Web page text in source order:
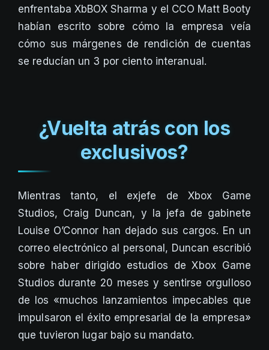
enfrentaba XbBOX Sharma y el CCO Matt Booty
habían escrito sobre cómo la empresa veía
cómo sus márgenes de rendición de cuentas
se reducían un 3 por ciento interanual.
¿Vuelta atrás con los
exclusivos?
Mientras tanto, el exjefe de Xbox Game
Studios, Craig Duncan, y la jefa de gabinete
Louise O’Connor han dejado sus cargos. En un
correo electrónico al personal, Duncan escribió
sobre haber dirigido estudios de Xbox Game
Studios durante 20 meses y sentirse orgulloso
de los «muchos lanzamientos impecables que
impulsaron el éxito empresarial de la empresa»
que tuvieron lugar bajo su mandato.